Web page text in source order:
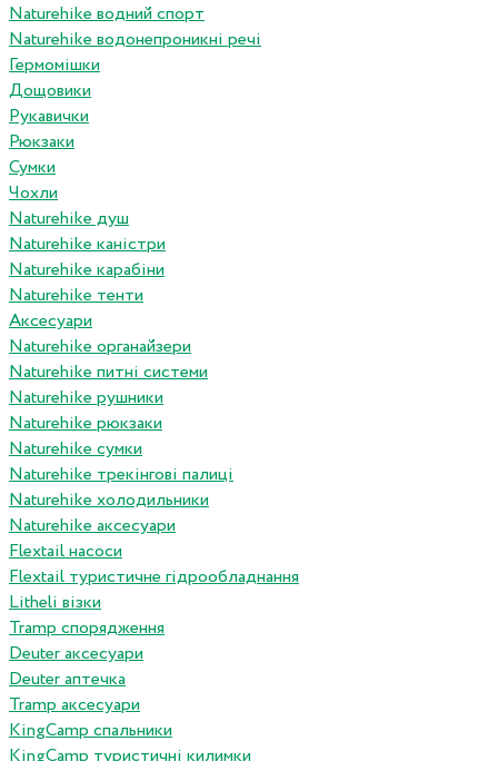
Naturehike водний спорт
Naturehike водонепроникні речі
Гермомішки
Дощовики
Рукавички
Рюкзаки
Сумки
Чохли
Naturehike душ
Naturehike каністри
Naturehike карабіни
Naturehike тенти
Аксесуари
Naturehike органайзери
Naturehike питні системи
Naturehike рушники
Naturehike рюкзаки
Naturehike сумки
Naturehike трекінгові палиці
Naturehike холодильники
Naturehike аксесуари
Flextail насоси
Flextail туристичне гідрообладнання
Litheli візки
Tramp спорядження
Deuter аксесуари
Deuter аптечка
Tramp аксесуари
KingCamp спальники